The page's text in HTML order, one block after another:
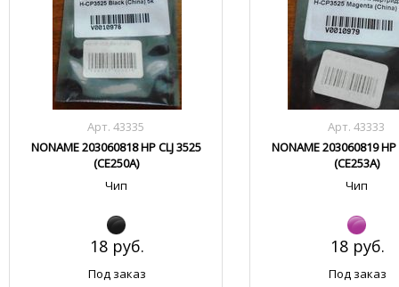
Арт. 43335
NONAME 203060818 HP CLJ 3525
(CE250A)
Чип
18 руб.
Под заказ
Арт. 43333
NONAME 203060819 HP
(CE253A)
Чип
18 руб.
Под заказ